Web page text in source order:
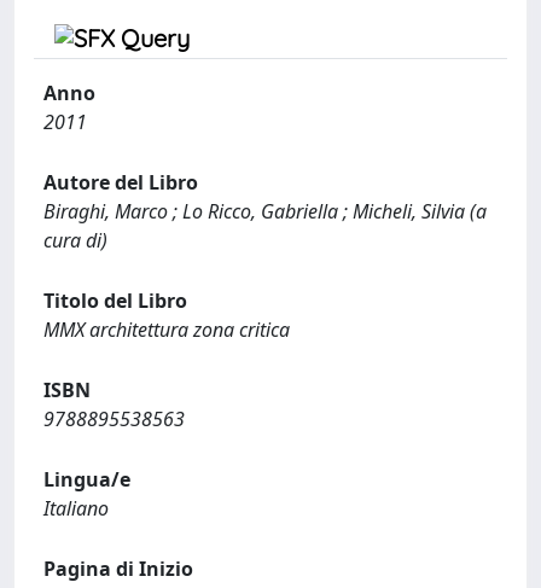
Anno
2011
Autore del Libro
Biraghi, Marco ; Lo Ricco, Gabriella ; Micheli, Silvia (a
cura di)
Titolo del Libro
MMX architettura zona critica
ISBN
9788895538563
Lingua/e
Italiano
Pagina di Inizio